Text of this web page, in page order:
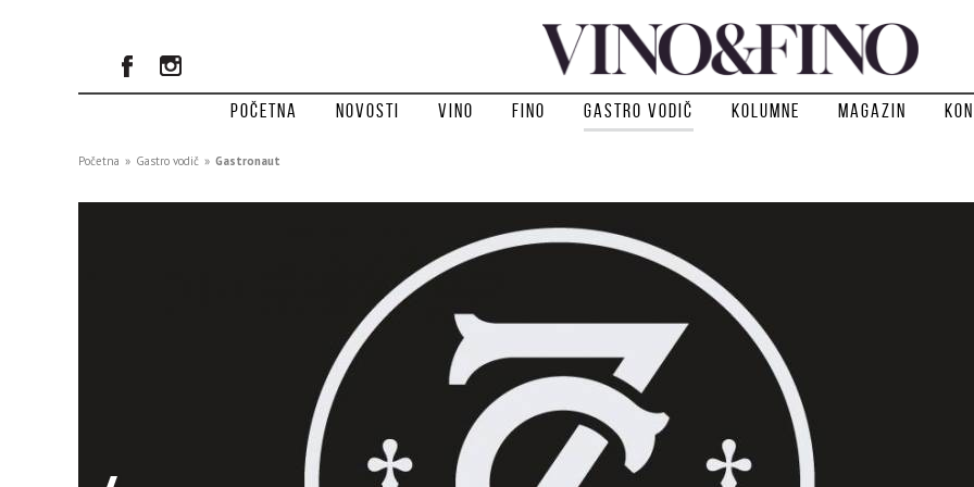
Početna Novosti Vino Fino Gastro vodič Kolumne Magazin
Početna » Gastro vodič » Gastronaut